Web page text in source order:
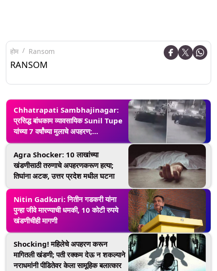
होम Ransom
RANSOM
Chhatrapati Sambhajinagar:
प्रसिद्ध बांधकाम व्यावसायिक Sunil Tupe
यांच्या 7 वर्षांच्या मुलाचे अपहरण;
अपहरणकर्त्यांनी मागितली 2 कोटींची खंडणी,
घटना कॅमेऱ्यात कैद (Video)
Agra Shocker: 10 लाखांच्या
खंडणीसाठी तरुणाचे अपहरणकरूण हत्या;
तिघांना अटक, उत्तर प्रदेश मधील घटना
Nitin Gadkari: नितीन गडकरी यांना
पुन्हा जीवे मारण्याची धमकी, 10 कोटी रुपये
खंडणीचीही मागणी
Shocking! महिलेचे अपहरण करून
मागितली खंडणी; पती रक्कम देऊ न शकल्याने
नराधमांनी पीडितेवर केला सामूहिक बलात्कार